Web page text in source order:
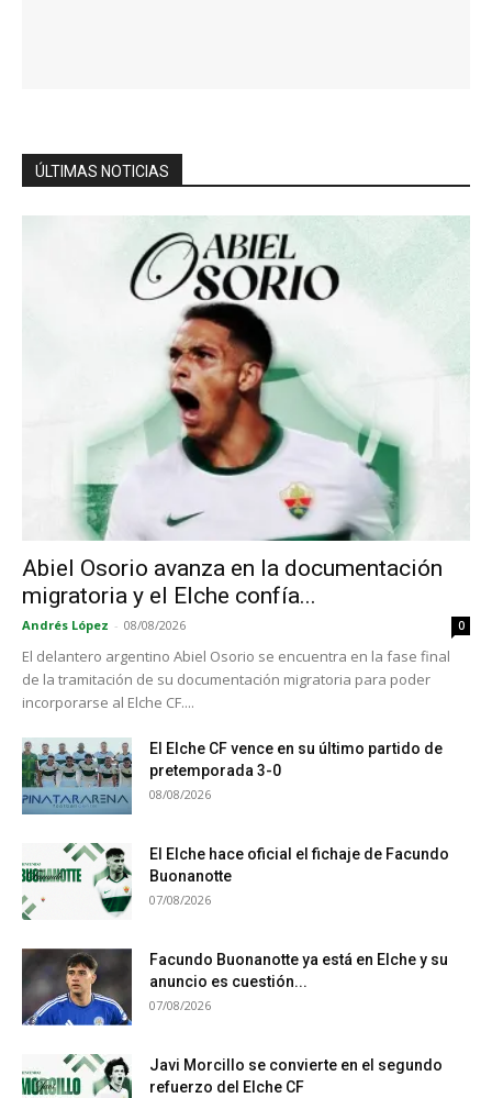
ÚLTIMAS NOTICIAS
Abiel Osorio avanza en la documentación
migratoria y el Elche confía...
Andrés López - 08/08/2026 0
El delantero argentino Abiel Osorio se encuentra en la fase final
de la tramitación de su documentación migratoria para poder
incorporarse al Elche CF....
El Elche CF vence en su último partido de
pretemporada 3-0
08/08/2026
El Elche hace oficial el fichaje de Facundo
Buonanotte
07/08/2026
Facundo Buonanotte ya está en Elche y su
anuncio es cuestión...
07/08/2026
Javi Morcillo se convierte en el segundo
refuerzo del Elche CF